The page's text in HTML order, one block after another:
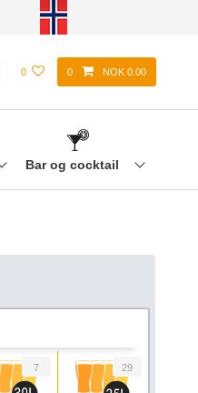
0 0 NOK 0.00
Bar og cocktail
7 29